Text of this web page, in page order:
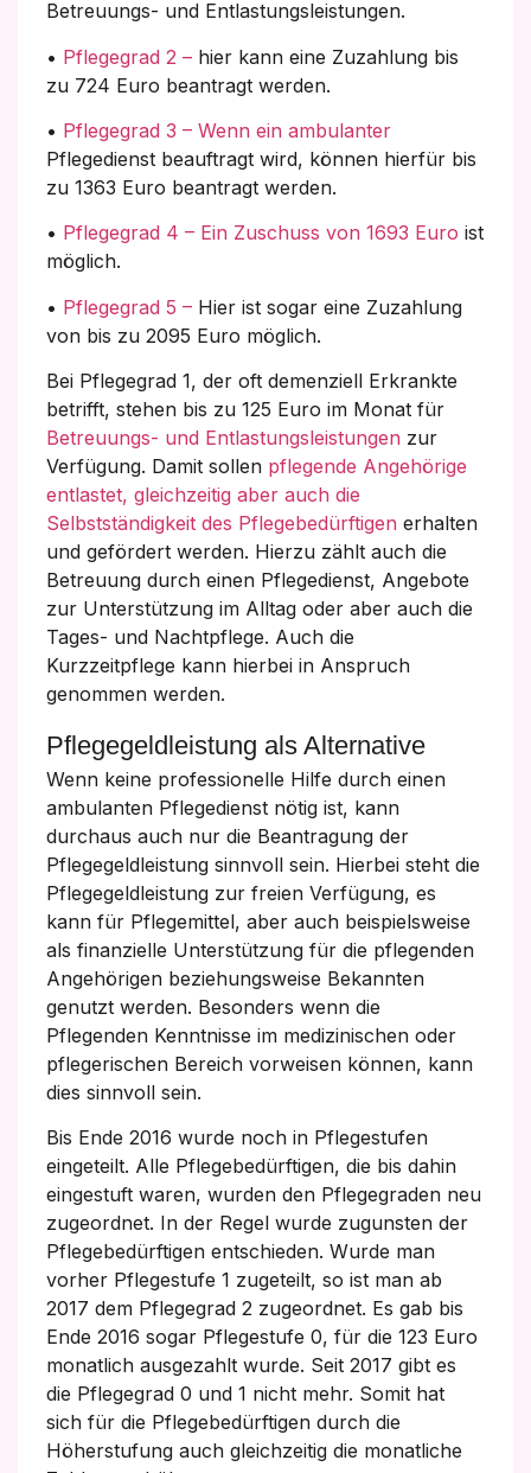
Betreuungs- und Entlastungsleistungen.
• Pflegegrad 2 – hier kann eine Zuzahlung bis
zu 724 Euro beantragt werden.
• Pflegegrad 3 – Wenn ein ambulanter
Pflegedienst beauftragt wird, können hierfür bis
zu 1363 Euro beantragt werden.
• Pflegegrad 4 – Ein Zuschuss von 1693 Euro ist
möglich.
• Pflegegrad 5 – Hier ist sogar eine Zuzahlung
von bis zu 2095 Euro möglich.
Bei Pflegegrad 1, der oft demenziell Erkrankte
betrifft, stehen bis zu 125 Euro im Monat für
Betreuungs- und Entlastungsleistungen zur
Verfügung. Damit sollen pflegende Angehörige
entlastet, gleichzeitig aber auch die
Selbstständigkeit des Pflegebedürftigen erhalten
und gefördert werden. Hierzu zählt auch die
Betreuung durch einen Pflegedienst, Angebote
zur Unterstützung im Alltag oder aber auch die
Tages- und Nachtpflege. Auch die
Kurzzeitpflege kann hierbei in Anspruch
genommen werden.
Pflegegeldleistung als Alternative
Wenn keine professionelle Hilfe durch einen
ambulanten Pflegedienst nötig ist, kann
durchaus auch nur die Beantragung der
Pflegegeldleistung sinnvoll sein. Hierbei steht die
Pflegegeldleistung zur freien Verfügung, es
kann für Pflegemittel, aber auch beispielsweise
als finanzielle Unterstützung für die pflegenden
Angehörigen beziehungsweise Bekannten
genutzt werden. Besonders wenn die
Pflegenden Kenntnisse im medizinischen oder
pflegerischen Bereich vorweisen können, kann
dies sinnvoll sein.
Bis Ende 2016 wurde noch in Pflegestufen
eingeteilt. Alle Pflegebedürftigen, die bis dahin
eingestuft waren, wurden den Pflegegraden neu
zugeordnet. In der Regel wurde zugunsten der
Pflegebedürftigen entschieden. Wurde man
vorher Pflegestufe 1 zugeteilt, so ist man ab
2017 dem Pflegegrad 2 zugeordnet. Es gab bis
Ende 2016 sogar Pflegestufe 0, für die 123 Euro
monatlich ausgezahlt wurde. Seit 2017 gibt es
die Pflegegrad 0 und 1 nicht mehr. Somit hat
sich für die Pflegebedürftigen durch die
Höherstufung auch gleichzeitig die monatliche